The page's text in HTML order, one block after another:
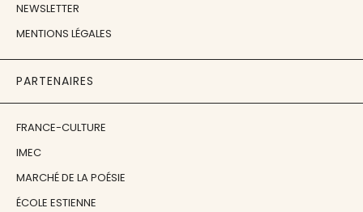
NEWSLETTER
MENTIONS LÉGALES
PARTENAIRES
FRANCE-CULTURE
IMEC
MARCHÉ DE LA POÉSIE
ÉCOLE ESTIENNE